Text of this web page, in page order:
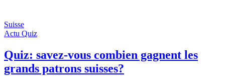
Suisse
Actu Quiz
Quiz: savez-vous combien gagnent les
grands patrons suisses?